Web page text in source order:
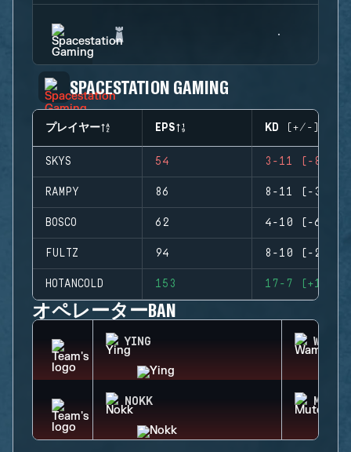
SPACESTATION GAMING
プレイヤー EPS KD (+/-)
SKYS 54 3-11 (-8)
RAMPY 86 8-11 (-3)
BOSCO 62 4-10 (-6)
FULTZ 94 8-10 (-2)
HOTANCOLD 153 17-7 (+10)
オペレーターBAN
YING WAMAI
NOKK MUTE